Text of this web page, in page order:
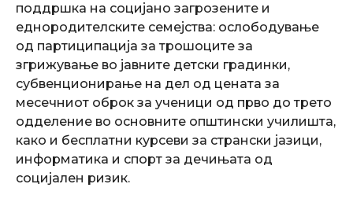
поддршка на социјано загрозените и
еднородителските семејства: ослободување
од партиципација за трошоците за
згрижување во јавните детски градинки,
субвенционирање на дел од цената за
месечниот оброк за ученици од прво до трето
одделение во основните општински училишта,
како и бесплатни курсеви за странски јазици,
информатика и спорт за дечињата од
социјален ризик.